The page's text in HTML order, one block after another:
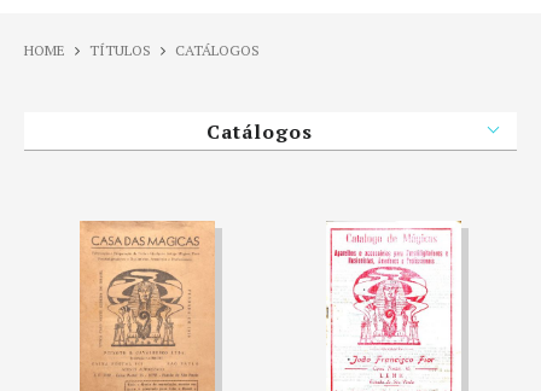
HOME TÍTULOS CATÁLOGOS